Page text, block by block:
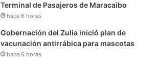
Terminal de Pasajeros de Maracaibo
hace 6 horas
Gobernación del Zulia inició plan de
vacunación antirrábica para mascotas
hace 6 horas